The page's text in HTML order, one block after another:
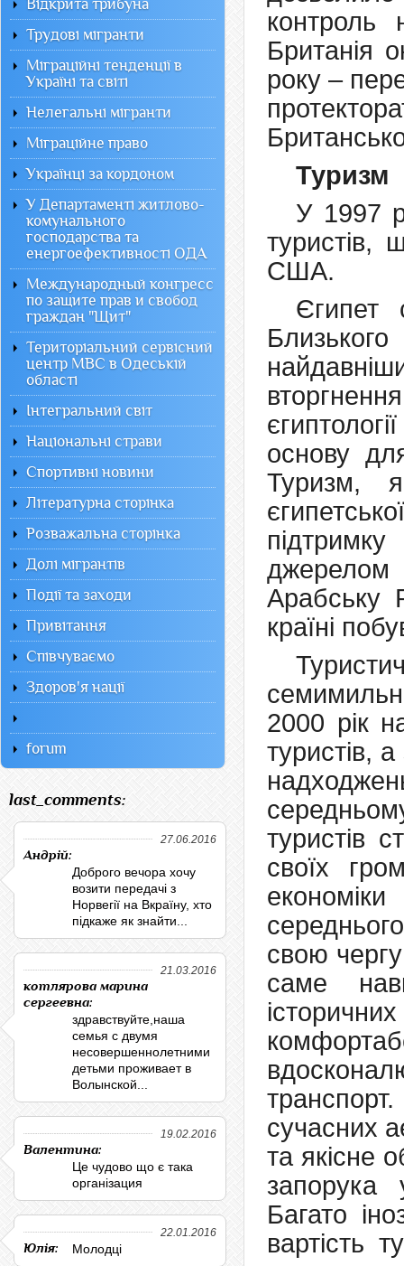
контроль
Британія
року –
Туризм
У 1997
туристів,
США.
Єгипет
основу
Туризм,
Арабську
країні
2000 рік
туристів,
туристів
своїх
свою
саме
сучасних
та якісне
запорука
Багато
вартість
Відкрита трибуна
Трудові мігранти
Міграційні тенденції в
Україні та світі
Нелегальні мігранти
Міграційне право
Українці за кордоном
У Департаменті житлово-
комунального
господарства та
енергоефективності ОДА
Международный конгресс
по защите прав и свобод
граждан "Щит"
Територіальний сервісний
центр МВС в Одеській
області
Інтегральний світ
Національні страви
Спортивні новини
Літературна сторінка
Розважальна сторінка
Долі мігрантів
Події та заходи
Привітання
Співчуваємо
Здоров'я нації
forum
last_comments:
27.06.2016
Андрій:
Доброго вечора хочу
возити передачі з
Норвегії на Вкраїну, хто
підкаже як знайти...
21.03.2016
котлярова марина
сергеевна:
здравствуйте,наша
семья с двумя
несовершеннолетними
детьми проживает в
Волынской...
19.02.2016
Валентина:
Це чудово що є така
організация
22.01.2016
Юлія: Молодці